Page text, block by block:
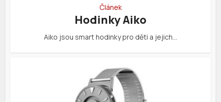
Článek
Hodinky Aiko
Aiko jsou smart hodinky pro děti a jejich…